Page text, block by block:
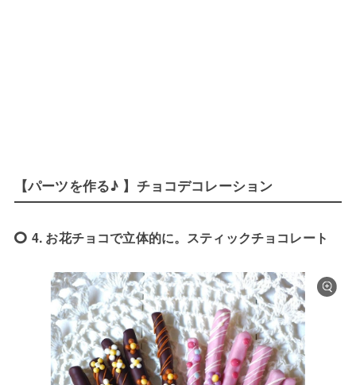
【パーツを作る♪ 】チョコデコレーション
4. お花チョコで立体的に。スティックチョコレート